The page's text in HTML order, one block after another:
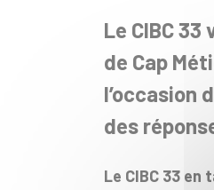
Le CIBC
de Cap
l’occasion
des
Le CIBC 33 en